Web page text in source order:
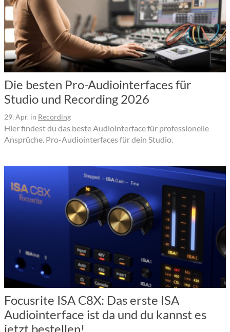
Die besten Pro-Audiointerfaces für
Studio und Recording 2026
29. Apr. in Recording
Hier findest du das beste Audiointerface für professionelle
Ansprüche. Pro-Audiointerfaces für dein Studio.
Focusrite ISA C8X: Das erste ISA
Audiointerface ist da und du kannst es
jetzt bestellen!